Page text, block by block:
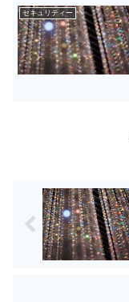
セキュリティー